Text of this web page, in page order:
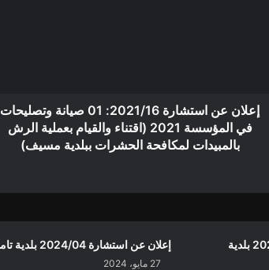
إعلان عن استشارة 2021/16: 01 صيانة وتصليحات
في المؤسسة 2021 (اقتناء والقيام بعملية الرش
بالمبيدات لمكافحة الحشرات ببلدية مسيف)
إعلان عن استشارة 2024/28 بلدية
إعلان عن استشارة 2024/04 بلدية تامسة
27 مايو، 2024